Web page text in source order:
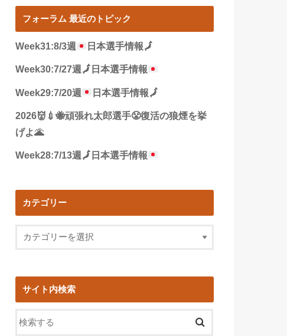
フォーラム 最近のトピック
Week31:8/3週 日本選手情報🗾
Week30:7/27週🗾 日本選手情報
Week29:7/20週 日本選手情報🗾
2026👹💉🐝頑張れ太郎選手😤復活の狼煙を挙
げよ🌋
Week28:7/13週 🗾 日本選手情報
カテゴリー
サイト内検索